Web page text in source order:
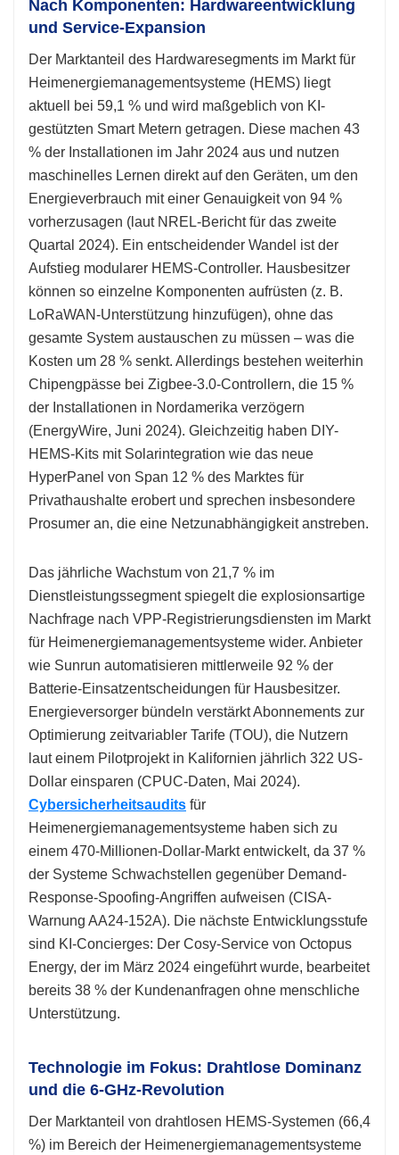
Nach Komponenten: Hardwareentwicklung
und Service-Expansion
Der Marktanteil des Hardwaresegments im Markt für
Heimenergiemanagementsysteme (HEMS) liegt
aktuell bei 59,1 % und wird maßgeblich von KI-
gestützten Smart Metern getragen. Diese machen 43
% der Installationen im Jahr 2024 aus und nutzen
maschinelles Lernen direkt auf den Geräten, um den
Energieverbrauch mit einer Genauigkeit von 94 %
vorherzusagen (laut NREL-Bericht für das zweite
Quartal 2024). Ein entscheidender Wandel ist der
Aufstieg modularer HEMS-Controller. Hausbesitzer
können so einzelne Komponenten aufrüsten (z. B.
LoRaWAN-Unterstützung hinzufügen), ohne das
gesamte System austauschen zu müssen – was die
Kosten um 28 % senkt. Allerdings bestehen weiterhin
Chipengpässe bei Zigbee-3.0-Controllern, die 15 %
der Installationen in Nordamerika verzögern
(EnergyWire, Juni 2024). Gleichzeitig haben DIY-
HEMS-Kits mit Solarintegration wie das neue
HyperPanel von Span 12 % des Marktes für
Privathaushalte erobert und sprechen insbesondere
Prosumer an, die eine Netzunabhängigkeit anstreben.
Das jährliche Wachstum von 21,7 % im
Dienstleistungssegment spiegelt die explosionsartige
Nachfrage nach VPP-Registrierungsdiensten im Markt
für Heimenergiemanagementsysteme wider. Anbieter
wie Sunrun automatisieren mittlerweile 92 % der
Batterie-Einsatzentscheidungen für Hausbesitzer.
Energieversorger bündeln verstärkt Abonnements zur
Optimierung zeitvariabler Tarife (TOU), die Nutzern
laut einem Pilotprojekt in Kalifornien jährlich 322 US-
Dollar einsparen (CPUC-Daten, Mai 2024).
Cybersicherheitsaudits für
Heimenergiemanagementsysteme haben sich zu
einem 470-Millionen-Dollar-Markt entwickelt, da 37 %
der Systeme Schwachstellen gegenüber Demand-
Response-Spoofing-Angriffen aufweisen (CISA-
Warnung AA24-152A). Die nächste Entwicklungsstufe
sind KI-Concierges: Der Cosy-Service von Octopus
Energy, der im März 2024 eingeführt wurde, bearbeitet
bereits 38 % der Kundenanfragen ohne menschliche
Unterstützung.
Technologie im Fokus: Drahtlose Dominanz
und die 6-GHz-Revolution
Der Marktanteil von drahtlosen HEMS-Systemen (66,4
%) im Bereich der Heimenergiemanagementsysteme